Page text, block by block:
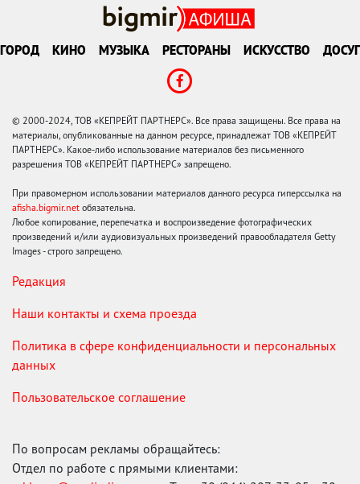
ГОРОД КИНО МУЗЫКА РЕСТОРАНЫ ИСКУССТВО ДОСУГ
© 2000-2024, ТОВ «КЕПРЕЙТ ПАРТНЕРС». Все права защищены. Все права на
материалы, опубликованные на данном ресурсе, принадлежат ТОВ «КЕПРЕЙТ
ПАРТНЕРС». Какое-либо использование материалов без письменного
разрешения ТОВ «КЕПРЕЙТ ПАРТНЕРС» запрещено.
При правомерном использовании материалов данного ресурса гиперссылка на
afisha.bigmir.net обязательна.
Любое копирование, перепечатка и воспроизведение фотографических
произведений и/или аудиовизуальных произведений правообладателя Getty
Images - строго запрещено.
Редакция
Наши контакты и схема проезда
Политика в сфере конфиденциальности и персональных
данных
Пользовательское соглашение
По вопросам рекламы обращайтесь:
Отдел по работе с прямыми клиентами: